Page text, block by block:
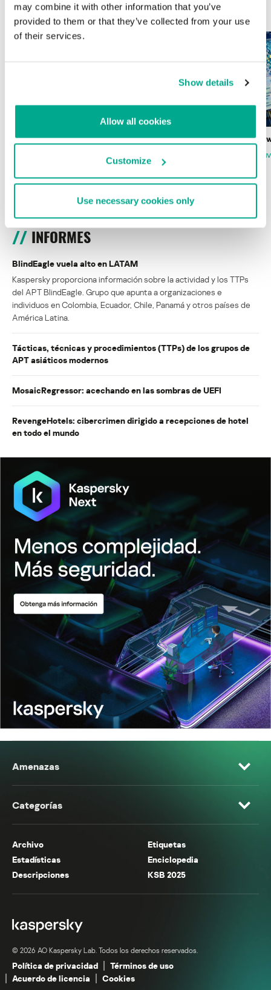
may combine it with other information that you’ve
provided to them or that they’ve collected from your use
of their services.
Show details
Allow all cookies
Customize
Use necessary cookies only
ÚLTIMAS PUBLICACIONES
Wardriving en México: preparativos para
Estado del
MARC
INFORMES
BlindEagle vuela alto en LATAM
Kaspersky proporciona información sobre la actividad y los TTPs
del APT BlindEagle. Grupo que apunta a organizaciones e
individuos en Colombia, Ecuador, Chile, Panamá y otros países de
América Latina.
Tácticas, técnicas y procedimientos (TTPs) de los grupos de
APT asiáticos modernos
MosaicRegressor: acechando en las sombras de UEFI
RevengeHotels: cibercrimen dirigido a recepciones de hotel
en todo el mundo
Amenazas
Categorías
Archivo
Etiquetas
Estadísticas
Enciclopedia
Descripciones
KSB 2025
© 2026 AO Kaspersky Lab. Todos los derechos reservados.
Política de privacidad
Términos de uso
Acuerdo de licencia
Cookies